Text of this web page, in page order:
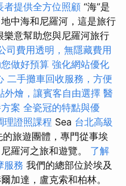
者提供全方位照顧 “海”是
中海和尼羅河，這是旅行
意幫助您與尼羅河旅行
司費用透明，無隱藏費用
做好預算 強化網站優化
二手攤車回收服務，方便
外燴，讓賓客自由選擇 醫
案 全瓷冠的特點與優
理證照課程 Sea 台北高級
旅遊團體，專門從事埃
羅河之旅和遊覽。 了解
服務 我們的總部位於埃及
加達，盧克索和柏林。